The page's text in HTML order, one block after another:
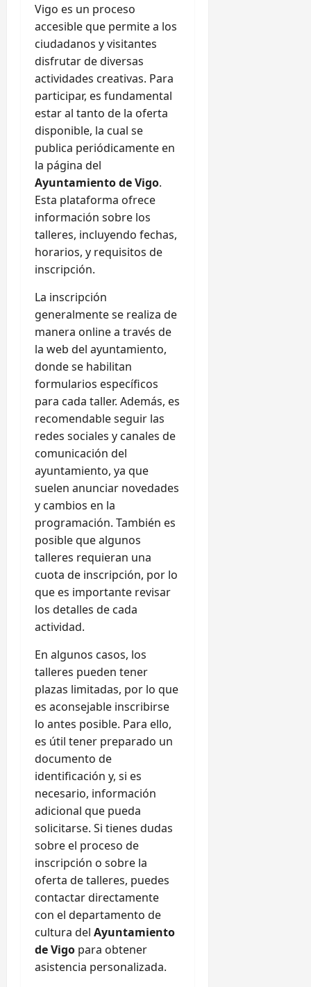
Vigo es un proceso
accesible que permite a los
ciudadanos y visitantes
disfrutar de diversas
actividades creativas. Para
participar, es fundamental
estar al tanto de la oferta
disponible, la cual se
publica periódicamente en
la página del
Ayuntamiento de Vigo.
Esta plataforma ofrece
información sobre los
talleres, incluyendo fechas,
horarios, y requisitos de
inscripción.
La inscripción
generalmente se realiza de
manera online a través de
la web del ayuntamiento,
donde se habilitan
formularios específicos
para cada taller. Además, es
recomendable seguir las
redes sociales y canales de
comunicación del
ayuntamiento, ya que
suelen anunciar novedades
y cambios en la
programación. También es
posible que algunos
talleres requieran una
cuota de inscripción, por lo
que es importante revisar
los detalles de cada
actividad.
En algunos casos, los
talleres pueden tener
plazas limitadas, por lo que
es aconsejable inscribirse
lo antes posible. Para ello,
es útil tener preparado un
documento de
identificación y, si es
necesario, información
adicional que pueda
solicitarse. Si tienes dudas
sobre el proceso de
inscripción o sobre la
oferta de talleres, puedes
contactar directamente
con el departamento de
cultura del Ayuntamiento
de Vigo para obtener
asistencia personalizada.